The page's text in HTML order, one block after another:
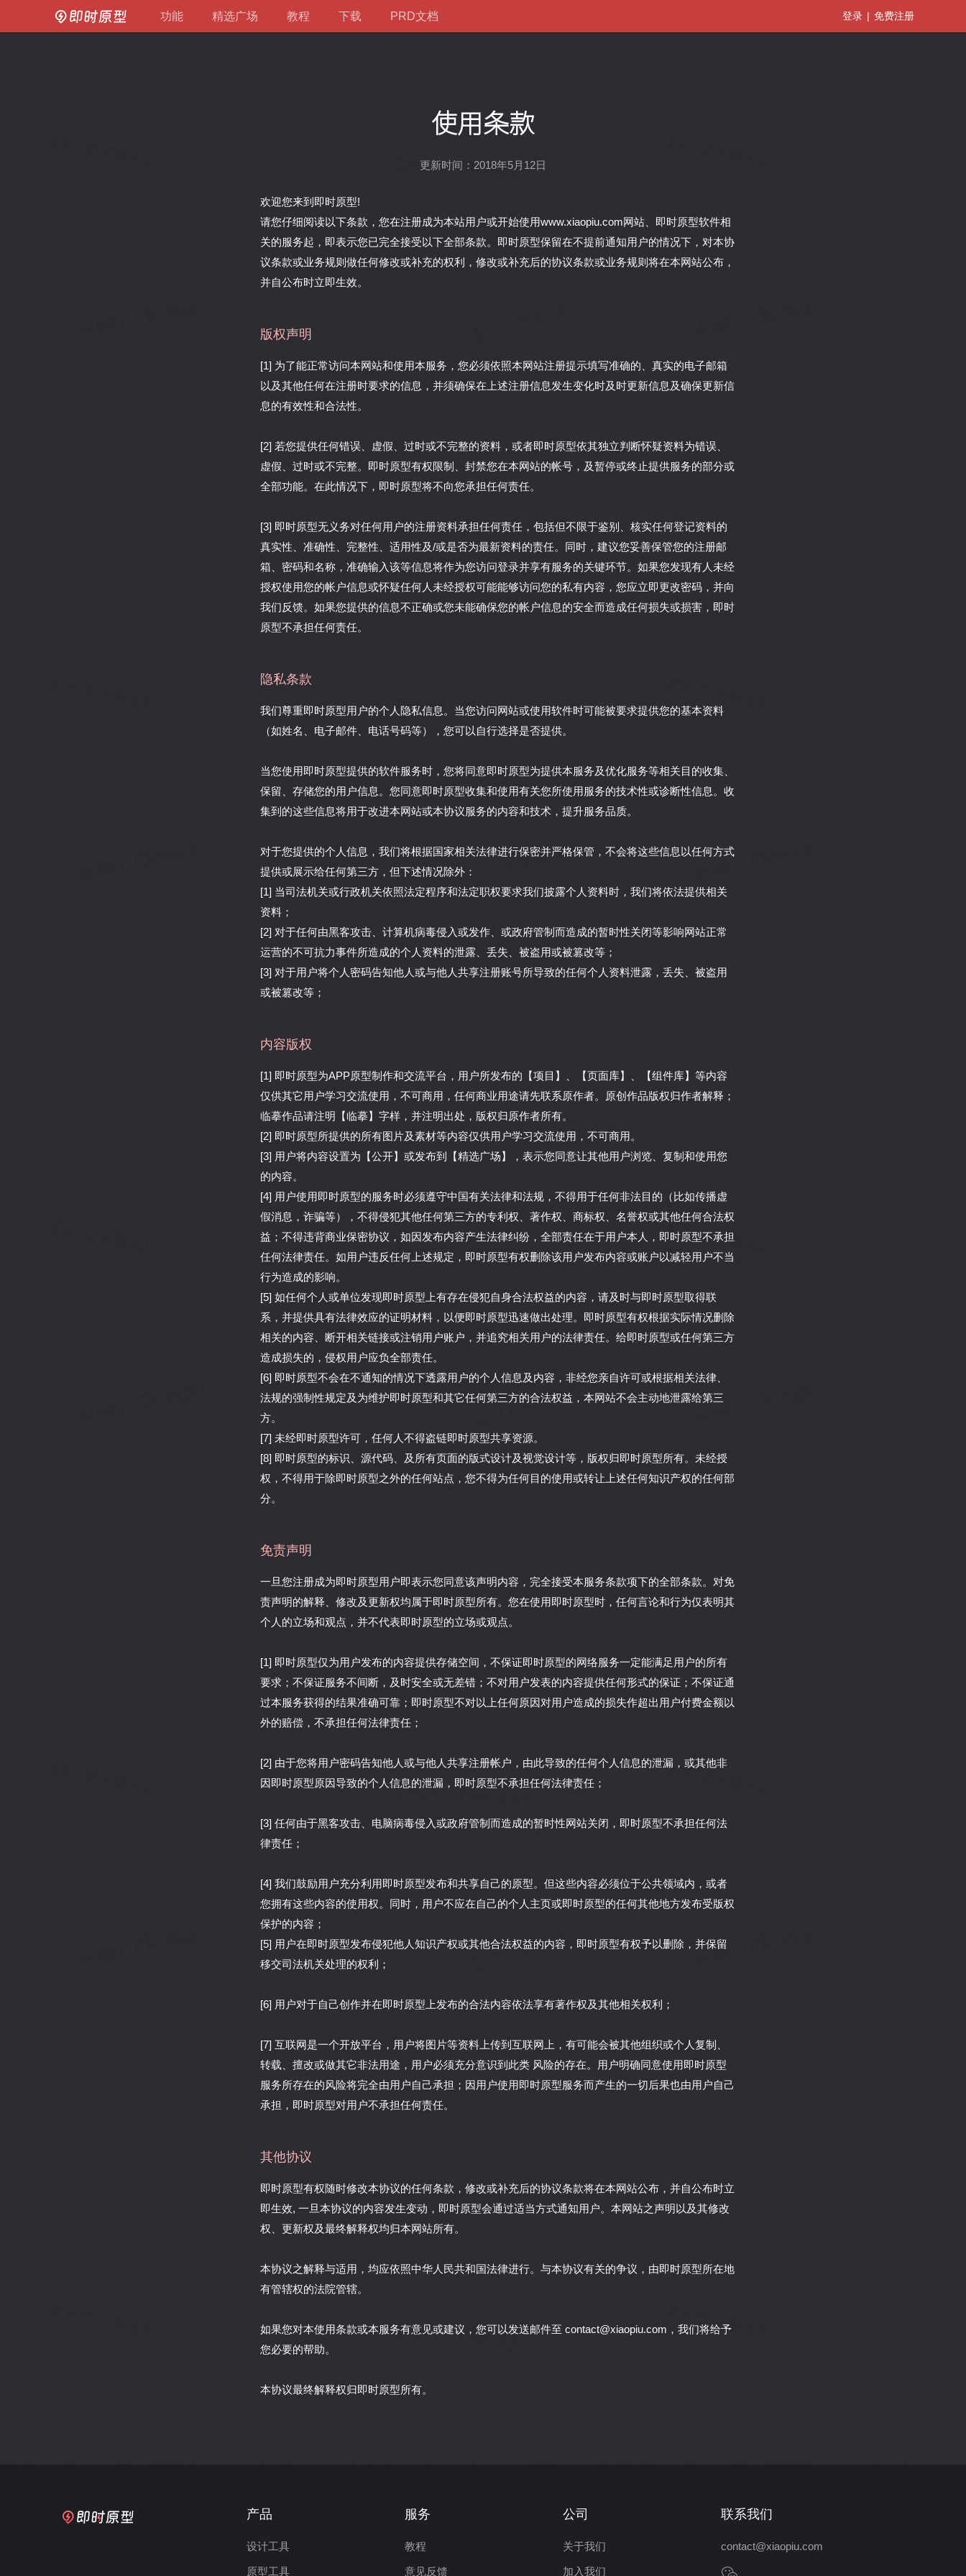
功能 精选广场 教程 下载 PRD文档 免费注册
登录
使用条款
更新时间：2018年5月12日
欢迎您来到即时原型!
请您仔细阅读以下条款，您在注册成为本站用户或开始使用www.xiaopiu.com网站、即时原型软件相
关的服务起，即表示您已完全接受以下全部条款。即时原型保留在不提前通知用户的情况下，对本协
议条款或业务规则做任何修改或补充的权利，修改或补充后的协议条款或业务规则将在本网站公布，
并自公布时立即生效。
版权声明
[1] 为了能正常访问本网站和使用本服务，您必须依照本网站注册提示填写准确的、真实的电子邮箱
以及其他任何在注册时要求的信息，并须确保在上述注册信息发生变化时及时更新信息及确保更新信
息的有效性和合法性。
[2] 若您提供任何错误、虚假、过时或不完整的资料，或者即时原型依其独立判断怀疑资料为错误、
虚假、过时或不完整。即时原型有权限制、封禁您在本网站的帐号，及暂停或终止提供服务的部分或
全部功能。在此情况下，即时原型将不向您承担任何责任。
[3] 即时原型无义务对任何用户的注册资料承担任何责任，包括但不限于鉴别、核实任何登记资料的
真实性、准确性、完整性、适用性及/或是否为最新资料的责任。同时，建议您妥善保管您的注册邮
箱、密码和名称，准确输入该等信息将作为您访问登录并享有服务的关键环节。如果您发现有人未经
授权使用您的帐户信息或怀疑任何人未经授权可能能够访问您的私有内容，您应立即更改密码，并向
我们反馈。如果您提供的信息不正确或您未能确保您的帐户信息的安全而造成任何损失或损害，即时
原型不承担任何责任。
隐私条款
我们尊重即时原型用户的个人隐私信息。当您访问网站或使用软件时可能被要求提供您的基本资料
（如姓名、电子邮件、电话号码等），您可以自行选择是否提供。
当您使用即时原型提供的软件服务时，您将同意即时原型为提供本服务及优化服务等相关目的收集、
保留、存储您的用户信息。您同意即时原型收集和使用有关您所使用服务的技术性或诊断性信息。收
集到的这些信息将用于改进本网站或本协议服务的内容和技术，提升服务品质。
对于您提供的个人信息，我们将根据国家相关法律进行保密并严格保管，不会将这些信息以任何方式
提供或展示给任何第三方，但下述情况除外：
[1] 当司法机关或行政机关依照法定程序和法定职权要求我们披露个人资料时，我们将依法提供相关
资料；
[2] 对于任何由黑客攻击、计算机病毒侵入或发作、或政府管制而造成的暂时性关闭等影响网站正常
运营的不可抗力事件所造成的个人资料的泄露、丢失、被盗用或被篡改等；
[3] 对于用户将个人密码告知他人或与他人共享注册账号所导致的任何个人资料泄露，丢失、被盗用
或被篡改等；
内容版权
[1] 即时原型为APP原型制作和交流平台，用户所发布的【项目】、【页面库】、【组件库】等内容
仅供其它用户学习交流使用，不可商用，任何商业用途请先联系原作者。原创作品版权归作者解释；
临摹作品请注明【临摹】字样，并注明出处，版权归原作者所有。
[2] 即时原型所提供的所有图片及素材等内容仅供用户学习交流使用，不可商用。
[3] 用户将内容设置为【公开】或发布到【精选广场】，表示您同意让其他用户浏览、复制和使用您
的内容。
[4] 用户使用即时原型的服务时必须遵守中国有关法律和法规，不得用于任何非法目的（比如传播虚
假消息，诈骗等），不得侵犯其他任何第三方的专利权、著作权、商标权、名誉权或其他任何合法权
益；不得违背商业保密协议，如因发布内容产生法律纠纷，全部责任在于用户本人，即时原型不承担
任何法律责任。如用户违反任何上述规定，即时原型有权删除该用户发布内容或账户以减轻用户不当
行为造成的影响。
[5] 如任何个人或单位发现即时原型上有存在侵犯自身合法权益的内容，请及时与即时原型取得联
系，并提供具有法律效应的证明材料，以便即时原型迅速做出处理。即时原型有权根据实际情况删除
相关的内容、断开相关链接或注销用户账户，并追究相关用户的法律责任。给即时原型或任何第三方
造成损失的，侵权用户应负全部责任。
[6] 即时原型不会在不通知的情况下透露用户的个人信息及内容，非经您亲自许可或根据相关法律、
法规的强制性规定及为维护即时原型和其它任何第三方的合法权益，本网站不会主动地泄露给第三
方。
[7] 未经即时原型许可，任何人不得盗链即时原型共享资源。
[8] 即时原型的标识、源代码、及所有页面的版式设计及视觉设计等，版权归即时原型所有。未经授
权，不得用于除即时原型之外的任何站点，您不得为任何目的使用或转让上述任何知识产权的任何部
分。
免责声明
一旦您注册成为即时原型用户即表示您同意该声明内容，完全接受本服务条款项下的全部条款。对免
责声明的解释、修改及更新权均属于即时原型所有。您在使用即时原型时，任何言论和行为仅表明其
个人的立场和观点，并不代表即时原型的立场或观点。
[1] 即时原型仅为用户发布的内容提供存储空间，不保证即时原型的网络服务一定能满足用户的所有
要求；不保证服务不间断，及时安全或无差错；不对用户发表的内容提供任何形式的保证；不保证通
过本服务获得的结果准确可靠；即时原型不对以上任何原因对用户造成的损失作超出用户付费金额以
外的赔偿，不承担任何法律责任；
[2] 由于您将用户密码告知他人或与他人共享注册帐户，由此导致的任何个人信息的泄漏，或其他非
因即时原型原因导致的个人信息的泄漏，即时原型不承担任何法律责任；
[3] 任何由于黑客攻击、电脑病毒侵入或政府管制而造成的暂时性网站关闭，即时原型不承担任何法
律责任；
[4] 我们鼓励用户充分利用即时原型发布和共享自己的原型。但这些内容必须位于公共领域内，或者
您拥有这些内容的使用权。同时，用户不应在自己的个人主页或即时原型的任何其他地方发布受版权
保护的内容；
[5] 用户在即时原型发布侵犯他人知识产权或其他合法权益的内容，即时原型有权予以删除，并保留
移交司法机关处理的权利；
[6] 用户对于自己创作并在即时原型上发布的合法内容依法享有著作权及其他相关权利；
[7] 互联网是一个开放平台，用户将图片等资料上传到互联网上，有可能会被其他组织或个人复制、
转载、擅改或做其它非法用途，用户必须充分意识到此类 风险的存在。用户明确同意使用即时原型
服务所存在的风险将完全由用户自己承担；因用户使用即时原型服务而产生的一切后果也由用户自己
承担，即时原型对用户不承担任何责任。
其他协议
即时原型有权随时修改本协议的任何条款，修改或补充后的协议条款将在本网站公布，并自公布时立
即生效, 一旦本协议的内容发生变动，即时原型会通过适当方式通知用户。本网站之声明以及其修改
权、更新权及最终解释权均归本网站所有。
本协议之解释与适用，均应依照中华人民共和国法律进行。与本协议有关的争议，由即时原型所在地
有管辖权的法院管辖。
如果您对本使用条款或本服务有意见或建议，您可以发送邮件至 contact@xiaopiu.com，我们将给予
您必要的帮助。
本协议最终解释权归即时原型所有。
产品
设计工具
原型工具
服务
教程
意见反馈
公司
关于我们
加入我们
联系我们
contact@xiaopiu.com